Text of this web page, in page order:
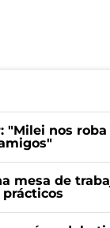
"Milei nos
mesa de